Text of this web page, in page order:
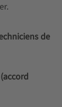
de